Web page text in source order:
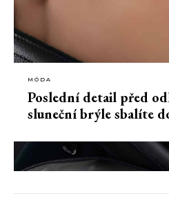
MÓDA
Poslední detail před
sluneční brýle sbalíte